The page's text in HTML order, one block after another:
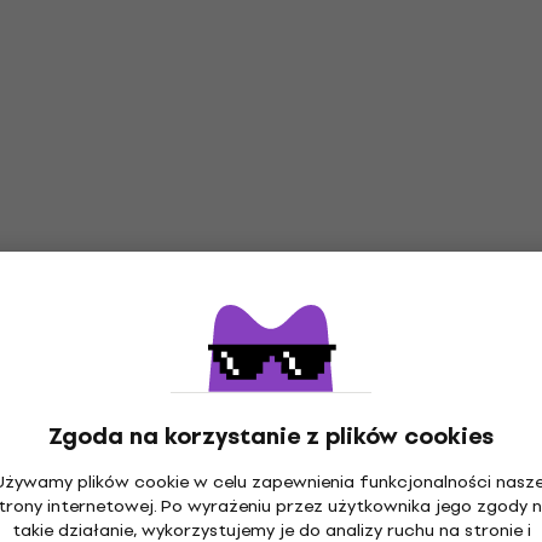
Zgoda na korzystanie z plików cookies
plików cookie w celu zapewnienia funkcjonalności
internetowej. Po wyrażeniu przez użytkownika jego zgody
takie działanie, wykorzystujemy je do analizy ruchu na stronie i